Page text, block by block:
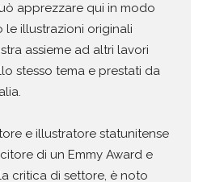
apprezzare qui in modo
le illustrazioni originali
assieme ad altri lavori
stesso tema e prestati da
e illustratore statunitense
di un Emmy Award e
critica di settore, è noto